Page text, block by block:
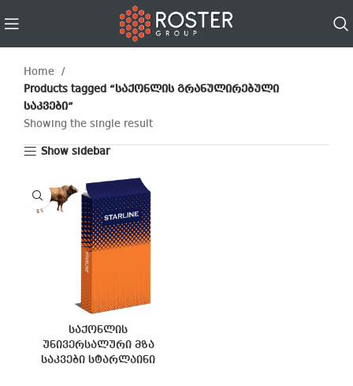
Home
Products tagged “საქონლის გრანულირებული
საკვები”
Showing the single result
Show sidebar
საქონლის
უნივერსალური მზა
საკვები სტარლაინი